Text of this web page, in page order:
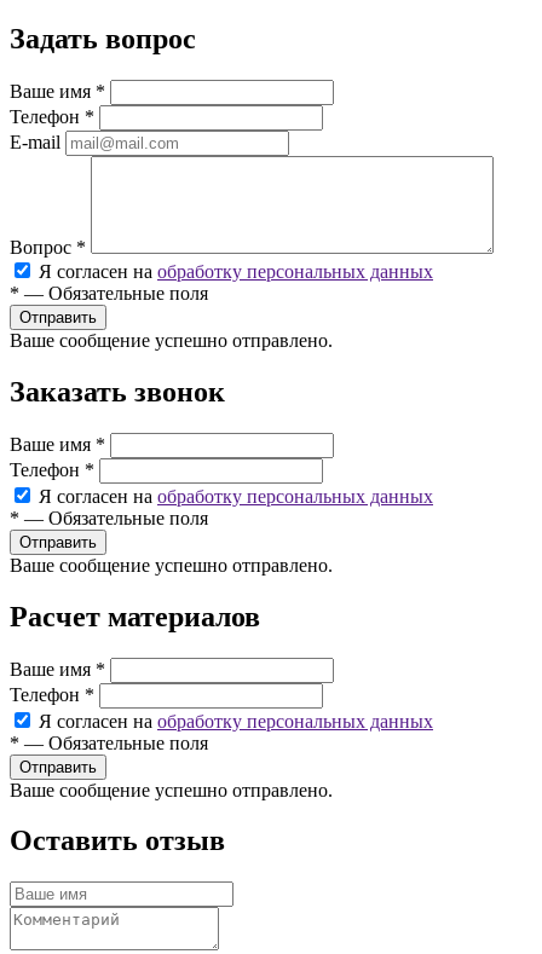
Задать вопрос
Ваше имя *
Телефон *
E-mail
Вопрос *
Я согласен на обработку персональных данных
* — Обязательные поля
Ваше сообщение успешно отправлено.
Заказать звонок
Ваше имя *
Телефон *
Я согласен на обработку персональных данных
* — Обязательные поля
Ваше сообщение успешно отправлено.
Расчет материалов
Ваше имя *
Телефон *
Я согласен на обработку персональных данных
* — Обязательные поля
Ваше сообщение успешно отправлено.
Оставить отзыв